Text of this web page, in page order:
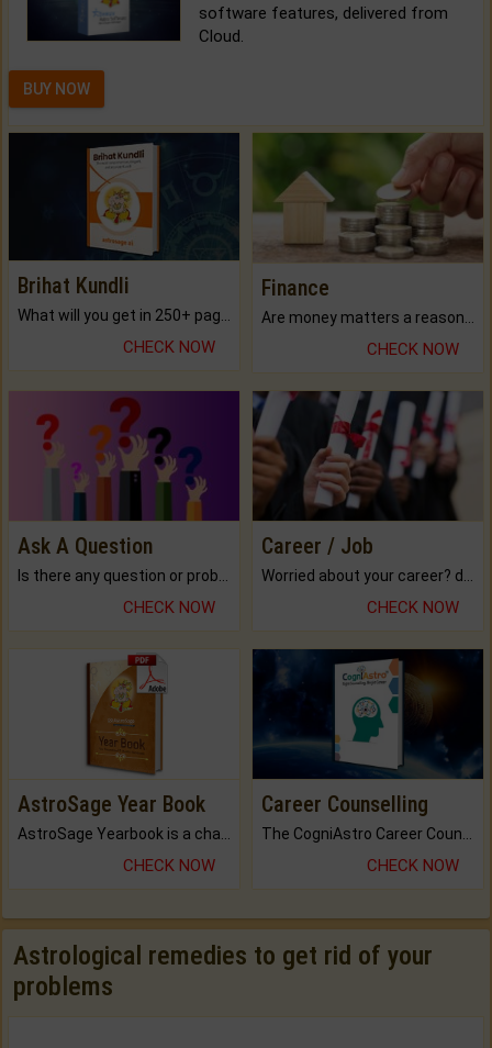
software features, delivered from
Cloud.
BUY NOW
Brihat Kundli
CHECK NOW
Finance
CHECK NOW
Ask A Question
CHECK NOW
Career / Job
CHECK NOW
AstroSage Year Book
AstroSage Yearbook is a channel to fulfill your dreams and destiny.
CHECK NOW
Career Counselling
The CogniAstro Career Counselling Report is the most comprehensive report available on this topic.
CHECK NOW
Astrological remedies to get rid of your
problems